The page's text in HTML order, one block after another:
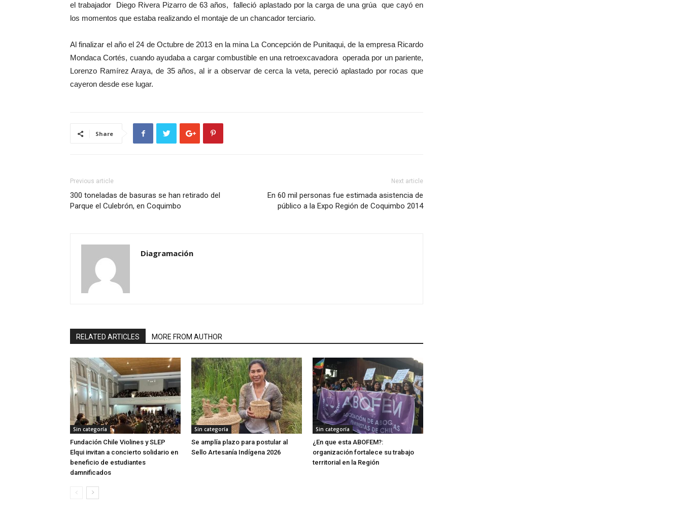
el trabajador Diego Rivera Pizarro de 63 años, falleció aplastado por la carga de una grúa que cayó en
los momentos que estaba realizando el montaje de un chancador terciario.
Al finalizar el año el 24 de Octubre de 2013 en la mina La Concepción de Punitaqui, de la empresa Ricardo
Mondaca Cortés, cuando ayudaba a cargar combustible en una retroexcavadora operada por un pariente,
Lorenzo Ramírez Araya, de 35 años, al ir a observar de cerca la veta, pereció aplastado por rocas que
cayeron desde ese lugar.
Share
Previous article
300 toneladas de basuras se han retirado del
Parque el Culebrón, en Coquimbo
Next article
En 60 mil personas fue estimada asistencia de
público a la Expo Región de Coquimbo 2014
Diagramación
RELATED ARTICLES MORE FROM AUTHOR
Sin categoría
Fundación Chile Violines y SLEP
Elqui invitan a concierto solidario en
beneficio de estudiantes
damnificados
Sin categoría
Se amplía plazo para postular al
Sello Artesanía Indígena 2026
Sin categoría
¿En que esta ABOFEM?:
organización fortalece su trabajo
territorial en la Región